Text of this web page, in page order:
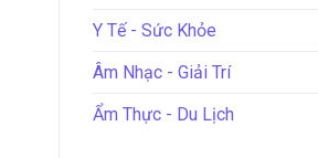
Y Tế - Sức Khỏe
Âm Nhạc - Giải Trí
Ẩm Thực - Du Lịch